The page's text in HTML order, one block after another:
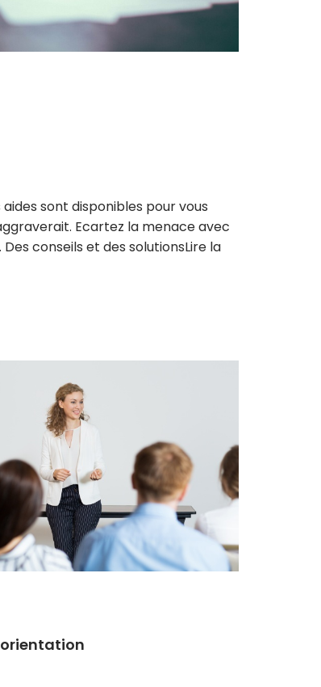
sont disponibles pour vous
Ecartez la menace avec
Des conseils et des solutionsLire la